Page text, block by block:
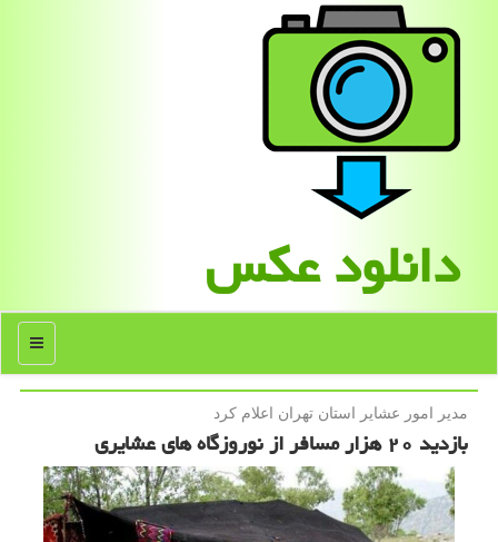
دانلود عكس
منو
مدیر امور عشایر استان تهران اعلام كرد
بازدید ۲۰ هزار مسافر از نوروزگاه های عشایری